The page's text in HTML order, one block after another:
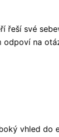
řeší své
odpoví na
vhled do